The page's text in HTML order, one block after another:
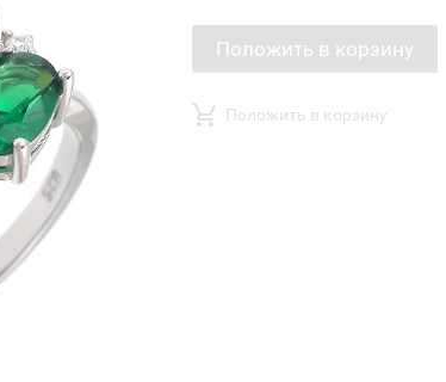
Положить в корзину
Положить в корзину